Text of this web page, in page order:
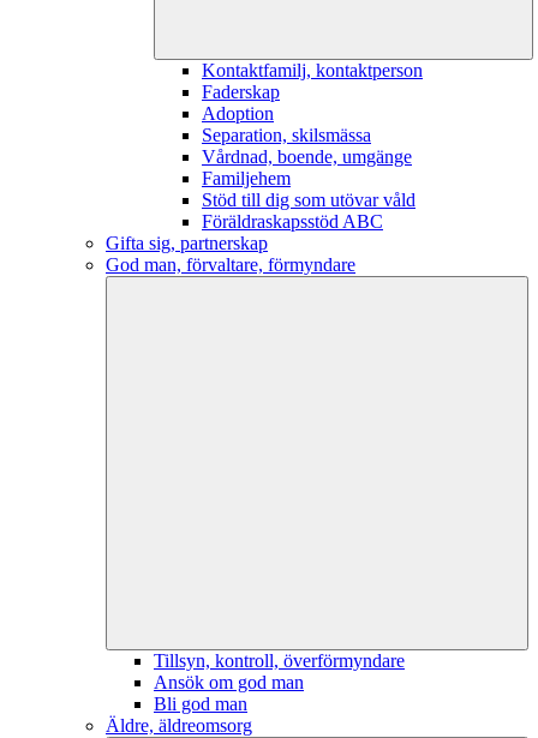
Kontaktfamilj, kontaktperson
Faderskap
Adoption
Separation, skilsmässa
Vårdnad, boende, umgänge
Familjehem
Stöd till dig som utövar våld
Föräldraskapsstöd ABC
Gifta sig, partnerskap
God man, förvaltare, förmyndare
Tillsyn, kontroll, överförmyndare
Ansök om god man
Bli god man
Äldre, äldreomsorg